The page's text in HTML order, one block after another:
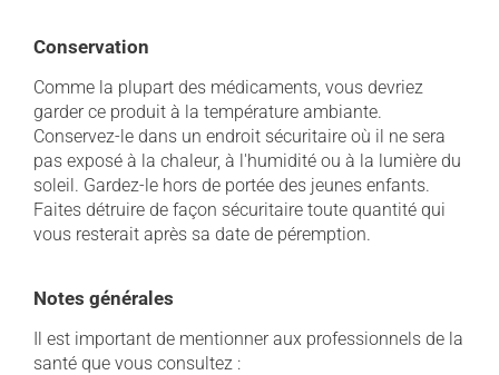
Conservation
Comme la plupart des médicaments, vous devriez
garder ce produit à la température ambiante.
Conservez-le dans un endroit sécuritaire où il ne sera
pas exposé à la chaleur, à l'humidité ou à la lumière du
soleil. Gardez-le hors de portée des jeunes enfants.
Faites détruire de façon sécuritaire toute quantité qui
vous resterait après sa date de péremption.
Notes générales
Il est important de mentionner aux professionnels de la
santé que vous consultez :